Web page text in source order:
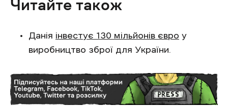
Читайте також
Данія інвестує 130 мільйонів євро у
виробництво зброї для України.